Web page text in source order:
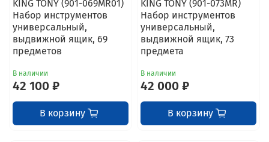
KING TONY (901-069MR01)
Набор инструментов
универсальный,
выдвижной ящик, 69
предметов
В наличии
42 100 ₽
В корзину
KING TONY (901-073MR)
Набор инструментов
универсальный,
выдвижной ящик, 73
предмета
В наличии
42 000 ₽
В корзину